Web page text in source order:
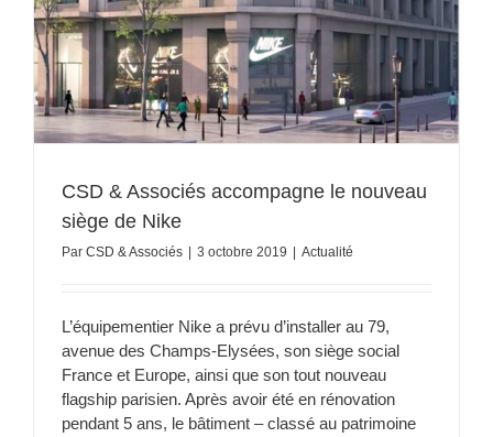
CSD & Associés accompagne le nouveau
siège de Nike
Par CSD & Associés 3 octobre 2019 Actualité
L’équipementier Nike a prévu d’installer au 79,
avenue des Champs-Elysées, son siège social
France et Europe, ainsi que son tout nouveau
flagship parisien. Après avoir été en rénovation
pendant 5 ans, le bâtiment – classé au patrimoine